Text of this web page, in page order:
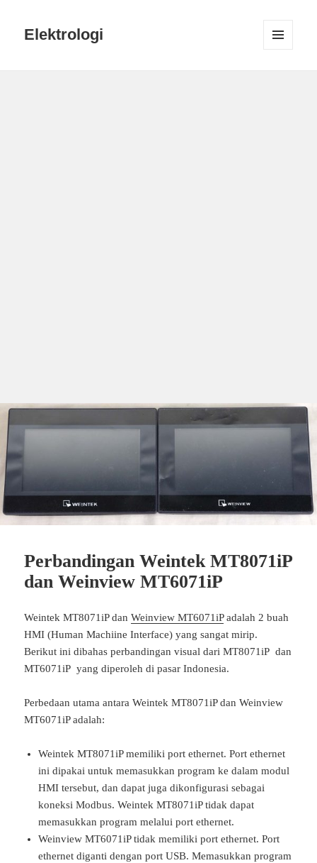
Elektrologi
Perbandingan Weintek MT8071iP
dan Weinview MT6071iP
Weintek MT8071iP danWeinview MT6071iPadalah 2 buah
HMI (Human Machiine Interface) yang sangat mirip.
Berikut ini dibahas perbandingan visual dari MT8071iP dan
MT6071iP yang diperoleh di pasar Indonesia.
Perbedaan utama antara Weintek MT8071iP dan Weinview
MT6071iP adalah:
Weintek MT8071iP memiliki port ethernet. Port ethernet
ini dipakai untuk memasukkan program ke dalam modul
HMI tersebut, dan dapat juga dikonfigurasi sebagai
koneksi Modbus. Weintek MT8071iP tidak dapat
memasukkan program melalui port ethernet.
Weinview MT6071iP tidak memiliki port ethernet. Port
ethernet diganti dengan port USB. Memasukkan program